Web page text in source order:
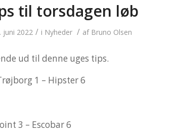
til torsdagen løb
juni 2022 / i Nyheder / af Bruno Olsen
ud til denne uges tips.
1 – Hipster 6
3 – Escobar 6